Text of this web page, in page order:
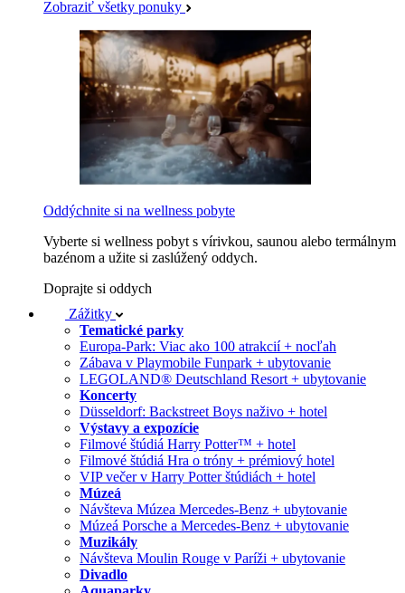
Zobraziť všetky ponuky
Oddýchnite si na wellness pobyte
Vyberte si wellness pobyt s vírivkou, saunou alebo termálnym
bazénom a užite si zaslúžený oddych.
Doprajte si oddych
Zážitky
Tematické parky
Europa-Park: Viac ako 100 atrakcií + nocľah
Zábava v Playmobile Funpark + ubytovanie
LEGOLAND® Deutschland Resort + ubytovanie
Koncerty
Düsseldorf: Backstreet Boys naživo + hotel
Výstavy a expozície
Filmové štúdiá Harry Potter™ + hotel
Filmové štúdiá Hra o tróny + prémiový hotel
VIP večer v Harry Potter štúdiách + hotel
Múzeá
Návšteva Múzea Mercedes-Benz + ubytovanie
Múzeá Porsche a Mercedes-Benz + ubytovanie
Muzikály
Návšteva Moulin Rouge v Paríži + ubytovanie
Divadlo